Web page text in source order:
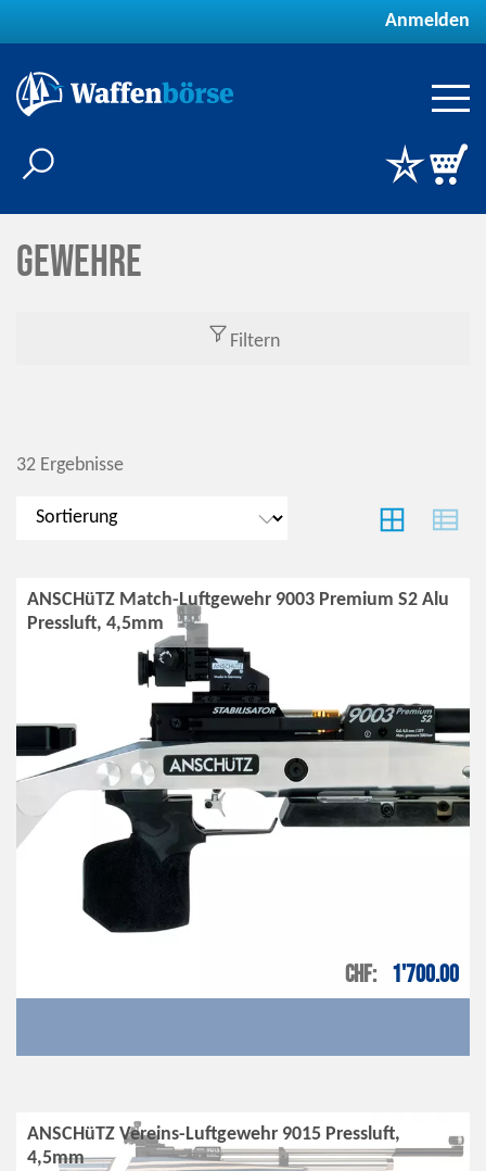
Anmelden
Gewehre
Filtern
32 Ergebnisse
ANSCHüTZ Match-Luftgewehr 9003 Premium S2 Alu
Pressluft, 4,5mm
CHF 1'700.00
ANSCHüTZ Vereins-Luftgewehr 9015 Pressluft,
4,5mm